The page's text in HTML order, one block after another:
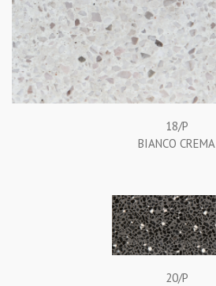
18/P
BIANCO CREMA
20/P